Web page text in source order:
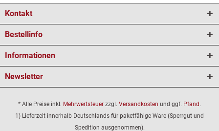
Kontakt
Bestellinfo
Informationen
Newsletter
* Alle Preise inkl. Mehrwertsteuer zzgl. Versandkosten und ggf. Pfand.
1) Lieferzeit innerhalb Deutschlands für paketfähige Ware (Sperrgut und
Spedition ausgenommen).